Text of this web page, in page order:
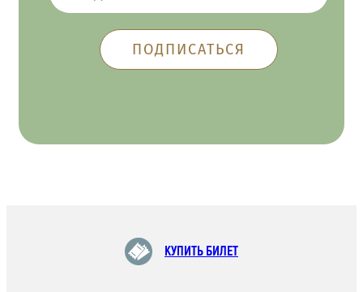
КУПИТЬ БИЛЕТ